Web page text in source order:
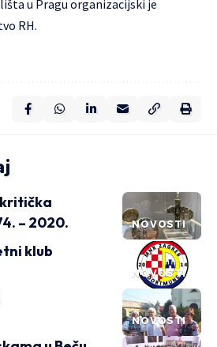
u Pragu organizacijski je
RH.
NOVOSTI
– 2020.
NOVOSTI
klub
NOVOSTI